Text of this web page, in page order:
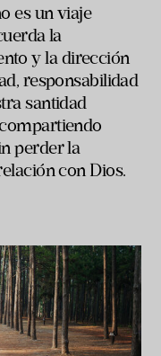
es un viaje
la
y la dirección
responsabilidad
santidad
perder la
con Dios.